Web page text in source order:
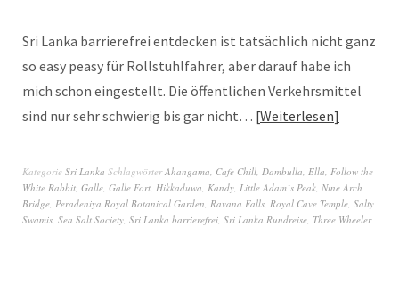
Sri Lanka barrierefrei entdecken ist tatsächlich nicht ganz
so easy peasy für Rollstuhlfahrer, aber darauf habe ich
mich schon eingestellt. Die öffentlichen Verkehrsmittel
sind nur sehr schwierig bis gar nicht… Weiterlesen
Kategorie Sri Lanka SchlagwörterAhangama, Cafe Chill, Dambulla, Ella, Follow the
White Rabbit, Galle, Galle Fort, Hikkaduwa, Kandy, Little Adam´s Peak, Nine Arch
Bridge, Peradeniya Royal Botanical Garden, Ravana Falls, Royal Cave Temple, Salty
Swamis, Sea Salt Society, Sri Lanka barrierefrei, Sri Lanka Rundreise, Three Wheeler